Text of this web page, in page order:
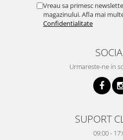
Vreau sa primesc
magazinului. Afla mai
Confidentialitate
Urmareste-ne in
SUPORT
09:00 -